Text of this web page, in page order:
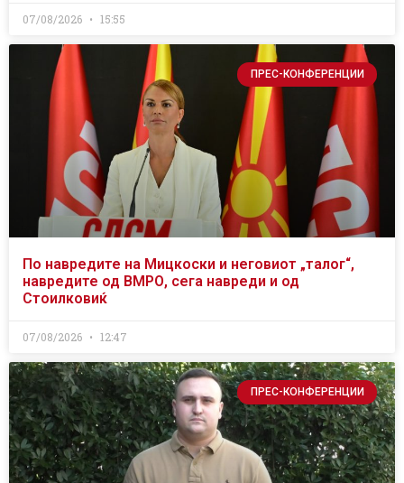
07/08/2026 15:55
ПРЕС-КОНФЕРЕНЦИИ
По навредите на Мицкоски и неговиот „талог“,
навредите од ВМРО, сега навреди и од
Стоилковиќ
07/08/2026 12:47
ПРЕС-КОНФЕРЕНЦИИ